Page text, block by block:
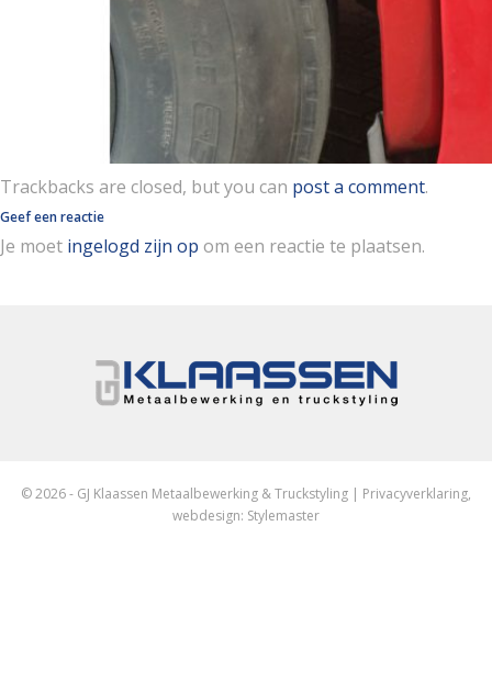
Trackbacks are closed, but you can post a comment.
Geef een reactie
Je moet ingelogd zijn op om een reactie te plaatsen.
© 2026 - GJ Klaassen Metaalbewerking & Truckstyling | Privacyverklaring,
webdesign: Stylemaster